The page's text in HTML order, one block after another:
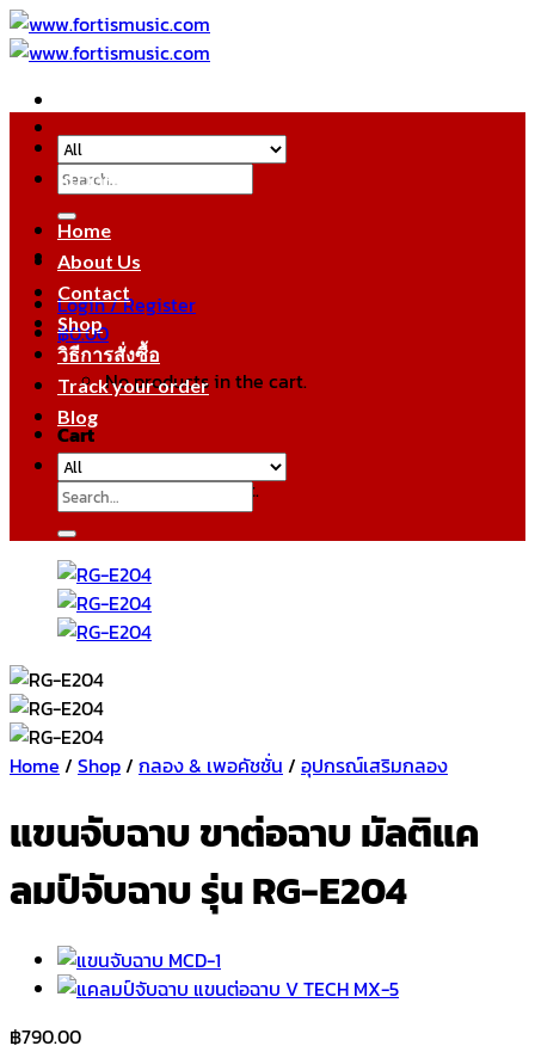
Skip
to
Search
for:
Login / Register
฿0.00
No products in the cart.
Cart
No products in the cart.
หมวดหมู่สินค้า
Home
About Us
Contact
Shop
วิธีการสั่งซื้อ
Track your order
Blog
Search
for:
Home / Shop/ กลอง & เพอคัชชั่น / อุปกรณ์เสริมกลอง
แขนจับฉาบ ขาต่อฉาบ มัลติแค
ลมป์จับฉาบ รุ่น RG-E204
฿790.00